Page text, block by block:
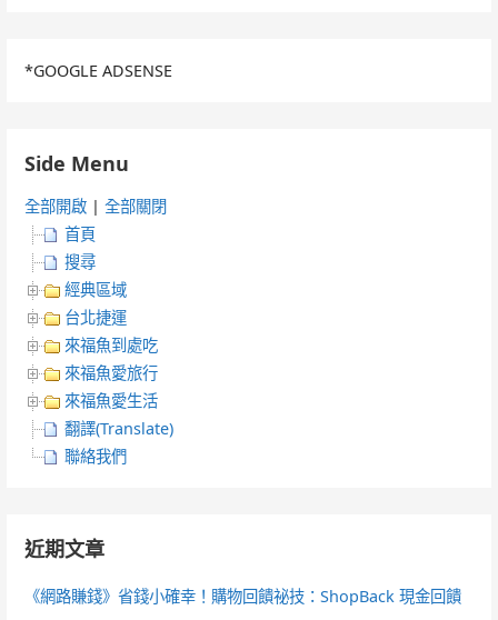
*GOOGLE ADSENSE
Side Menu
全部開啟 |全部關閉
首頁
搜尋
經典區域
台北捷運
來福魚到處吃
來福魚愛旅行
來福魚愛生活
翻譯(Translate)
聯絡我們
近期文章
《網路賺錢》省錢小確幸！購物回饋祕技：ShopBack 現金回饋